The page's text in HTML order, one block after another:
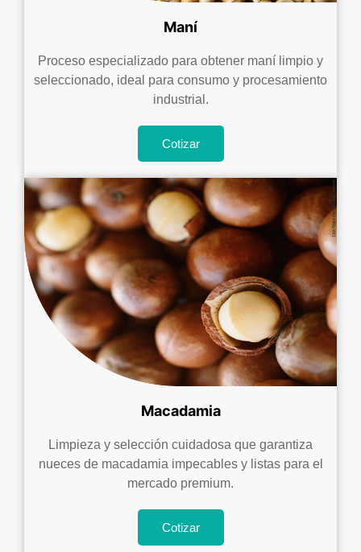
Maní
Proceso especializado para obtener maní limpio y
seleccionado, ideal para consumo y procesamiento
industrial.
Cotizar
Macadamia
Limpieza y selección cuidadosa que garantiza
nueces de macadamia impecables y listas para el
mercado premium.
Cotizar